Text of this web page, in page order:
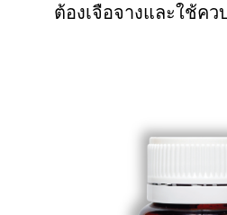
ต้องเจือจางและใช้ค